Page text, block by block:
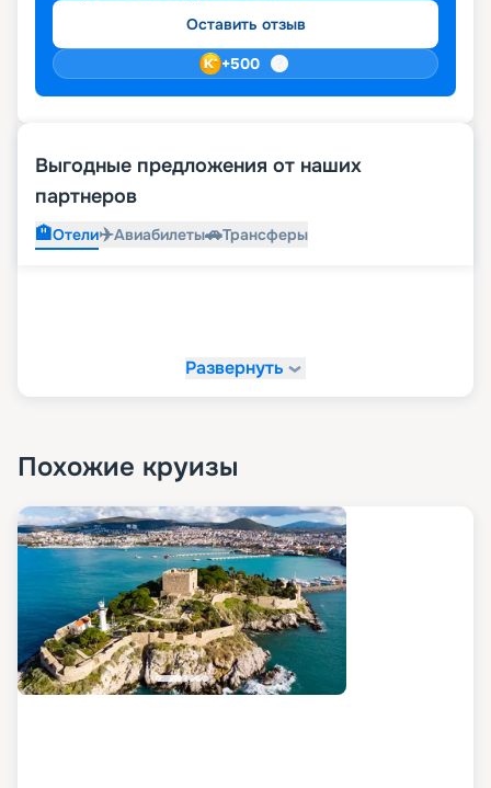
Оставить отзыв
+500
Выгодные предложения от наших
партнеров
🏨Отели✈️Авиабилеты🚗Трансферы
Развернуть
Похожие круизы